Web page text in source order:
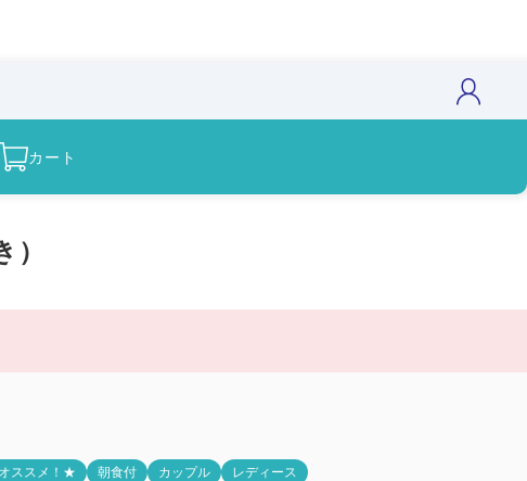
カート
ススメ！★ 朝食付 カップル
レディース